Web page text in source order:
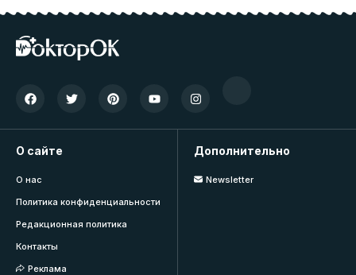
О сайте
О нас
Политика конфиденциальности
Редакционная политика
Контакты
Реклама
Дополнительно
Newsletter